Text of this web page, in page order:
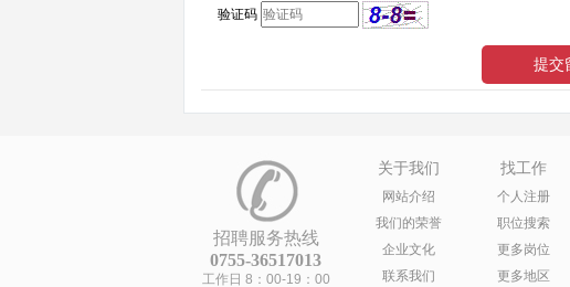
验证码
招聘服务热线
0755-36517013
工作日 8：00-19：00
关于我们
网站介绍
我们的荣誉
企业文化
联系我们
找工作
个人注册
职位搜索
更多岗位
更多地区